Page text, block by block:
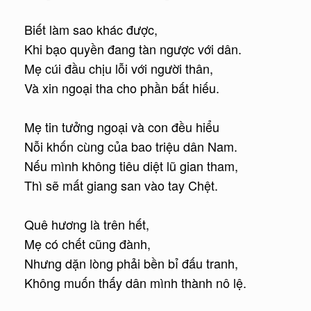
Biết làm sao khác được,
Khi bạo quyền đang tàn ngược với dân.
Mẹ cúi đầu chịu lỗi với người thân,
Và xin ngoại tha cho phần bất hiếu.
Mẹ tin tưởng ngoại và con đều hiểu
Nỗi khốn cùng của bao triệu dân Nam.
Nếu mình không tiêu diệt lũ gian tham,
Thì sẽ mất giang san vào tay Chệt.
Quê hương là trên hết,
Mẹ có chết cũng đành,
Nhưng dặn lòng phải bền bỉ đấu tranh,
Không muốn thấy dân mình thành nô lệ.